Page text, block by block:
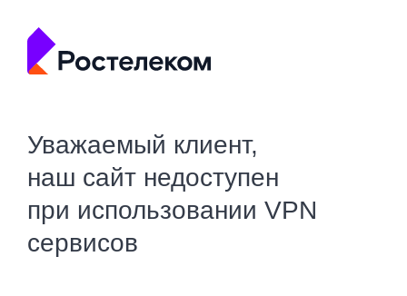
Уважаемый клиент,
наш сайт недоступен
при использовании VPN
сервисов